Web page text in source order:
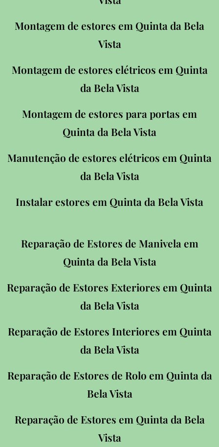
Montagem de estores em Quinta da Bela
Vista
Montagem de estores elétricos em Quinta
da Bela Vista
Montagem de estores para portas em
Quinta da Bela Vista
Manutenção de estores elétricos em Quinta
da Bela Vista
Instalar estores em Quinta da Bela Vista
Reparação de Estores de Manivela em
Quinta da Bela Vista
Reparação de Estores Exteriores em Quinta
da Bela Vista
Reparação de Estores Interiores em Quinta
da Bela Vista
Reparação de Estores de Rolo em Quinta da
Bela Vista
Reparação de Estores em Quinta da Bela
Vista